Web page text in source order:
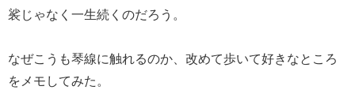
裟じゃなく一生続くのだろう。
なぜこうも琴線に触れるのか、改めて歩いて好きなところ
をメモしてみた。